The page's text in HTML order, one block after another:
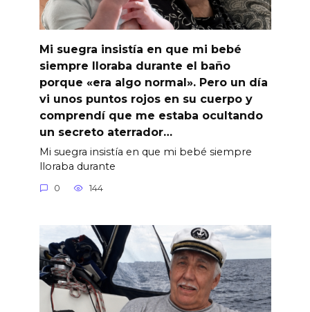
Mi suegra insistía en que mi bebé
siempre lloraba durante el baño
porque «era algo normal». Pero un día
vi unos puntos rojos en su cuerpo y
comprendí que me estaba ocultando
un secreto aterrador…
Mi suegra insistía en que mi bebé siempre
lloraba durante
0 144